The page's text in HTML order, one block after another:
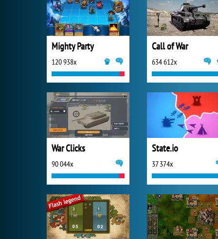
Mighty Party
120 938x
Call of War
634 612x
War Clicks
90 044x
State.io
37 374x